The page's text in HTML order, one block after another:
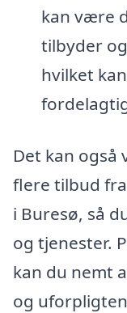
kan være
tilbyder
hvilket
Det kan
flere tilbud
i Buresø, så
og tjenester.
kan du nemt
og